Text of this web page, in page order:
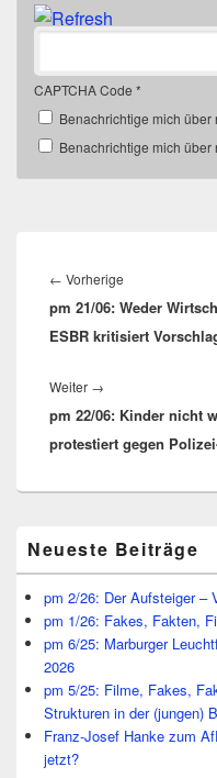
CAPTCHA Code *
Benachrichtige mich
Benachrichtige mich
← Vorherige
Beitrag:
pm 21/06: Weder
ESBR kritisiert
Weiter →
Beitrag:
pm 22/06: Kinder nicht
protestiert gegen
Seitenleisten
Widget-
Bereich
Neueste Beiträge
pm 2/26: Der Aufsteiger –
pm 1/26: Fakes, Fakten,
pm 6/25: Marburger
2026
pm 5/25: Filme, Fakes,
Strukturen in der (jungen)
Franz-Josef Hanke zum
jetzt?